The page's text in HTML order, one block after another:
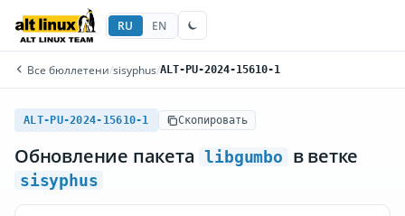
RU EN
Все бюллетени/sisyphus/ALT-PU-2024-15610-1
ALT-PU-2024-15610-1 Скопировать
Обновление пакета libgumbo в ветке
sisyphus